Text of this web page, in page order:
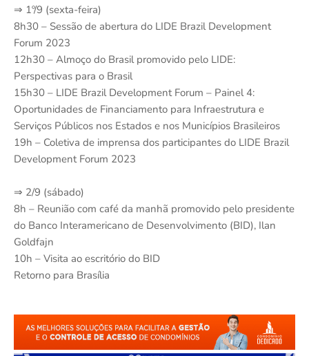
⇒ 1º/9 (sexta-feira)
8h30 – Sessão de abertura do LIDE Brazil Development
Forum 2023
12h30 – Almoço do Brasil promovido pelo LIDE:
Perspectivas para o Brasil
15h30 – LIDE Brazil Development Forum – Painel 4:
Oportunidades de Financiamento para Infraestrutura e
Serviços Públicos nos Estados e nos Municípios Brasileiros
19h – Coletiva de imprensa dos participantes do LIDE Brazil
Development Forum 2023
⇒ 2/9 (sábado)
8h – Reunião com café da manhã promovido pelo presidente
do Banco Interamericano de Desenvolvimento (BID), Ilan
Goldfajn
10h – Visita ao escritório do BID
Retorno para Brasília